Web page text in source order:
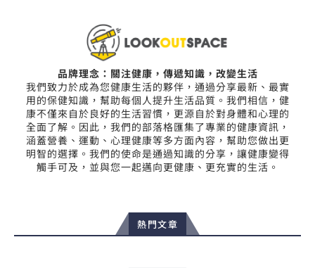
品牌理念：關注健康，傳遞知識，改變生活
我們致力於成為您健康生活的夥伴，通過分享最新、最實
用的保健知識，幫助每個人提升生活品質。我們相信，健
康不僅來自於良好的生活習慣，更源自於對身體和心理的
全面了解。因此，我們的部落格匯集了專業的健康資訊，
涵蓋營養、運動、心理健康等多方面內容，幫助您做出更
明智的選擇。我們的使命是通過知識的分享，讓健康變得
觸手可及，並與您一起邁向更健康、更充實的生活。
熱門文章